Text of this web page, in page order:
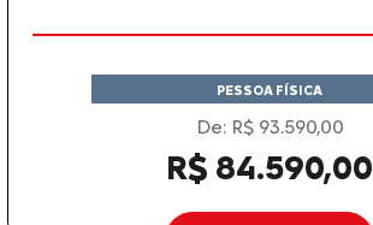
PESSOA FÍSICA
De: R$ 93.590,00
R$ 84.590,00